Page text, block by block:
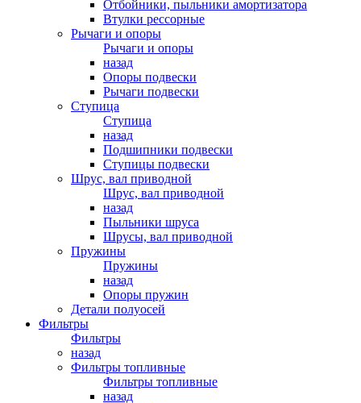
Отбойники, пыльники амортизатора
Втулки рессорные
Рычаги и опоры
Рычаги и опоры
назад
Опоры подвески
Рычаги подвески
Ступица
Ступица
назад
Подшипники подвески
Ступицы подвески
Шрус, вал приводной
Шрус, вал приводной
назад
Пыльники шруса
Шрусы, вал приводной
Пружины
Пружины
назад
Опоры пружин
Детали полуосей
Фильтры
Фильтры
назад
Фильтры топливные
Фильтры топливные
назад